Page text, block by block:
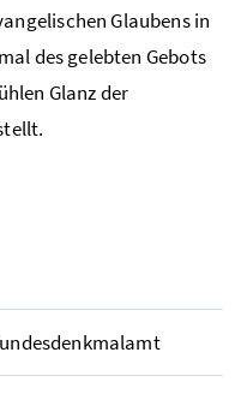
Glaubens in
des gelebten Gebots
Glanz der